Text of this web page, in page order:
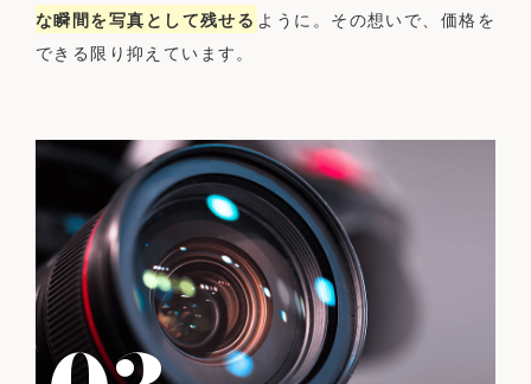
な瞬間を写真として残せる ように。その想いで、価格を
できる限り抑えています。